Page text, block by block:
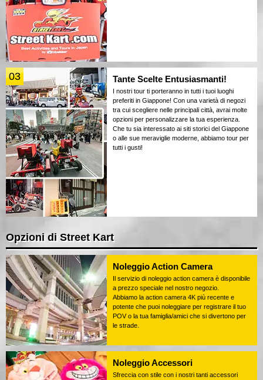
03 Tante Scelte Entusiasmanti!
I nostri tour ti porteranno in tutti i tuoi luoghi
preferiti in Giappone! Con una varietà di negozi
tra cui scegliere nelle principali città, avrai molte
opzioni per personalizzare la tua esperienza.
Che tu sia interessato ai siti storici del Giappone
o alle sue meraviglie moderne, abbiamo tour per
tutti i gusti!
Opzioni di Street Kart
Noleggio Action Camera
Il servizio di noleggio action camera è disponibile
a prezzo speciale nel nostro negozio.
Abbiamo la action camera 4K più recente e
potente che puoi noleggiare per registrare il tuo
POV o la tua famiglia/amici che si divertono per
le strade.
Noleggio Accessori
Sfreccia con stile con i nostri tanti accessori